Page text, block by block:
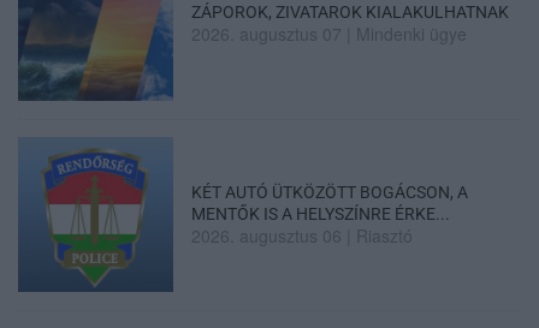
ZÁPOROK, ZIVATAROK KIALAKULHATNAK
2026. augusztus 07 Mindenki ügye
KÉT AUTÓ ÜTKÖZÖTT BOGÁCSON, A
MENTŐK IS A HELYSZÍNRE ÉRKE...
2026. augusztus 06 Riasztó